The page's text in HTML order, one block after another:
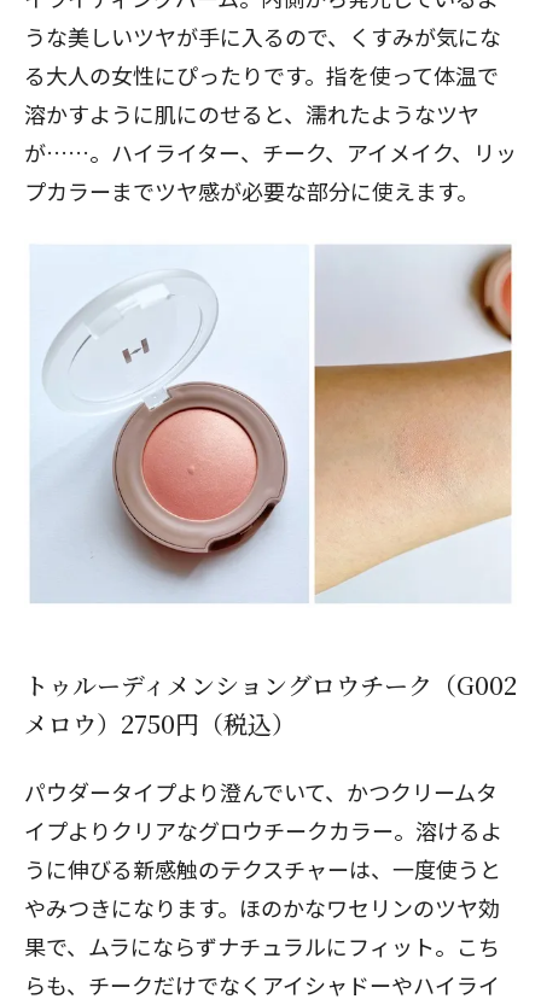
うな美しいツヤが手に入るので、くすみが気にな
る大人の女性にぴったりです。指を使って体温で
溶かすように肌にのせると、濡れたようなツヤ
が……。ハイライター、チーク、アイメイク、リッ
プカラーまでツヤ感が必要な部分に使えます。
トゥルーディメンショングロウチーク（G002
メロウ）2750円（税込）
パウダータイプより澄んでいて、かつクリームタ
イプよりクリアなグロウチークカラー。溶けるよ
うに伸びる新感触のテクスチャーは、一度使うと
やみつきになります。ほのかなワセリンのツヤ効
果で、ムラにならずナチュラルにフィット。こち
らも、チークだけでなくアイシャドーやハイライ